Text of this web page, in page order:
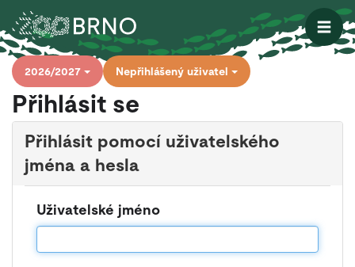
2026/2027 Nepřihlášený uživatel
Otevřít
Přihlásit se
Přihlásit pomocí uživatelského
jména a hesla
Uživatelské jméno